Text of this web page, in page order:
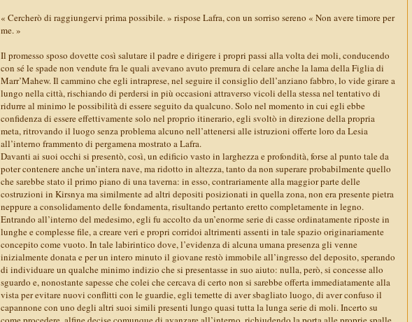
« Cercherò di raggiungervi prima possibile. » rispose Lafra, con un sorriso sereno « Non avere timore per
me. »
Il promesso sposo dovette così salutare il padre e dirigere i propri passi alla volta dei moli, conducendo
con sé le spade non vendute fra le quali avevano avuto premura di celare anche la lama della Figlia di
Marr’Mahew. Il cammino che egli intraprese, nel seguire il consiglio dell’anziano fabbro, lo vide girare a
lungo nella città, rischiando di perdersi in più occasioni attraverso vicoli della stessa nel tentativo di
ridurre al minimo le possibilità di essere seguito da qualcuno. Solo nel momento in cui egli ebbe
confidenza di essere effettivamente solo nel proprio itinerario, egli svoltò in direzione della propria
meta, ritrovando il luogo senza problema alcuno nell’attenersi alle istruzioni offerte loro da Lesia
all’interno frammento di pergamena mostrato a Lafra.
Davanti ai suoi occhi si presentò, così, un edificio vasto in larghezza e profondità, forse al punto tale da
poter contenere anche un’intera nave, ma ridotto in altezza, tanto da non superare probabilmente quello
che sarebbe stato il primo piano di una taverna: in esso, contrariamente alla maggior parte delle
costruzioni in Kirsnya ma similmente ad altri depositi posizionati in quella zona, non era presente pietra
neppure a consolidamento delle fondamenta, risultando pertanto eretto completamente in legno.
Entrando all’interno del medesimo, egli fu accolto da un’enorme serie di casse ordinatamente riposte in
lunghe e complesse file, a creare veri e propri corridoi altrimenti assenti in tale spazio originariamente
concepito come vuoto. In tale labirintico dove, l’evidenza di alcuna umana presenza gli venne
inizialmente donata e per un intero minuto il giovane restò immobile all’ingresso del deposito, sperando
di individuare un qualche minimo indizio che si presentasse in suo aiuto: nulla, però, si concesse allo
sguardo e, nonostante sapesse che colei che cercava di certo non si sarebbe offerta immediatamente alla
vista per evitare nuovi conflitti con le guardie, egli temette di aver sbagliato luogo, di aver confuso il
capannone con uno degli altri suoi simili presenti lungo quasi tutta la lunga serie di moli. Incerto su